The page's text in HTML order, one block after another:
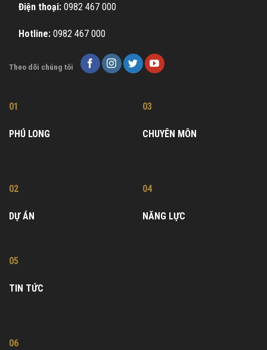
Điện thoại: 0982 467 000
Hotline: 0982 467 000
Theo dõi chúng tôi
01
PHÚ LONG
02
DỰ ÁN
03
CHUYÊN MÔN
04
NĂNG LỰC
05
TIN TỨC
06